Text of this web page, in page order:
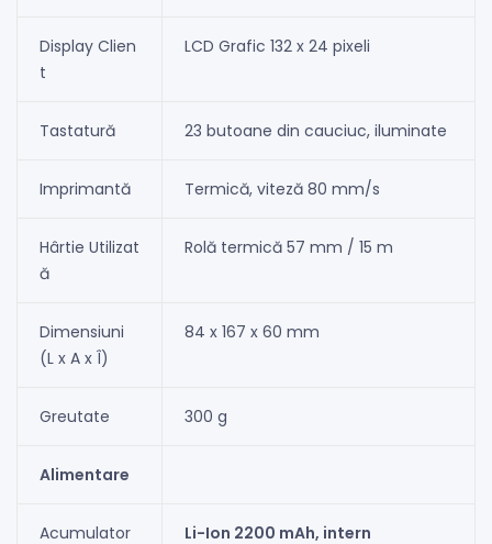
Display Clien
t
LCD Grafic 132 x 24 pixeli
Tastatură 23 butoane din cauciuc, iluminate
Imprimantă Termică, viteză 80 mm/s
Hârtie Utilizat
ă
Rolă termică 57 mm / 15 m
Dimensiuni
(L x A x Î)
84 x 167 x 60 mm
Greutate 300 g
Alimentare
Acumulator Li-Ion 2200 mAh, intern